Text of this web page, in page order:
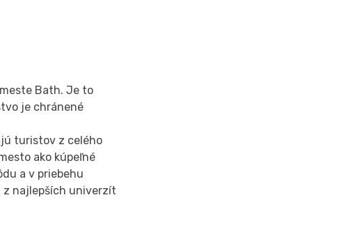
Bath. Je to
je chránené
turistov z celého
ako kúpeľné
a v priebehu
z najlepších univerzít